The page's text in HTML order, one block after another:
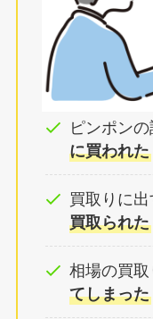
ピンポン
に買われた
買取りに
買取られた
相場の買
てしまった